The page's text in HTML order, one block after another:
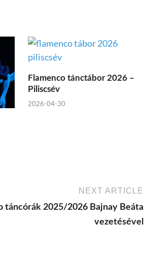
Flamenco tánctábor 2026 –
Piliscsév
2026-04-30
NEXT ARTICLE
táncórák 2025/2026 Bajnay Beáta
vezetésével